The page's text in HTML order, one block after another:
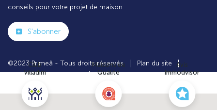
Club
Villadim
Maisons de
Qualité
Avis
Immodvisor
conseils pour votre projet de maison
S'abonner
©2023 Primeâ - Tous droits réservés
Plan du site
Paramètres des cookies
Politiques de Confidentialités
Mentions légales
Recrutement
Le groupe VILLADIM